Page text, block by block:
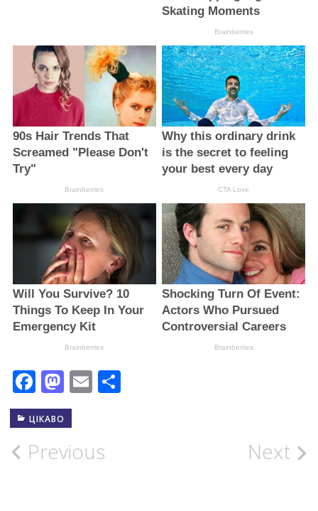
Facebook
Mastodon
EmailПоділитися
ЦІКАВО
Post
Previous Next